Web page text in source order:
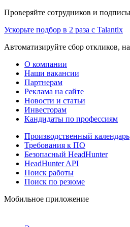
Проверяйте сотрудников и
Ускорьте подбор в 2 раза с Talantix
Автоматизируйте сбор откликов,
О компании
Наши вакансии
Партнерам
Реклама на сайте
Новости и статьи
Инвесторам
Кандидаты по профессиям
Производственный календарь
Требования к ПО
Безопасный HeadHunter
HeadHunter API
Поиск работы
Поиск по резюме
Мобильное приложение